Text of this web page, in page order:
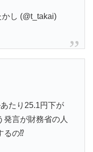
し (@t_takai)
たり25.1円下が
発言が財務省の人
るの⁉️